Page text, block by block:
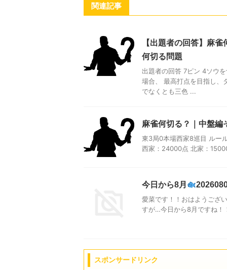
関連記事
【出題者の回答】麻
何切る問題
出題者の回答 7ピン 4ソウ
場合、 最高打点を目指し、
でなくとも三色 ...
麻雀何切る？｜中盤編
東3局0本場西家8巡目 ルー
西家：24000点 北家：
今日から8月
愛菜です！！おはようござ
すが…今日から8月ですね！
スポンサードリンク